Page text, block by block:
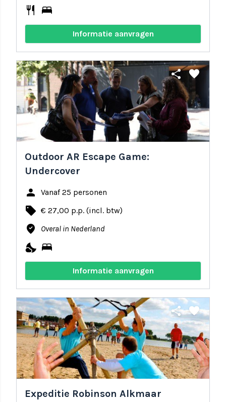
restaurant bed
Informatie aanvragen
share favorite
Outdoor AR Escape Game:
Undercover
person Vanaf 25 personen
local_offer € 27,00 p.p. (incl. btw)
where_to_vote Overal in Nederland
nights_stay bed
Informatie aanvragen
share favorite
Expeditie Robinson Alkmaar